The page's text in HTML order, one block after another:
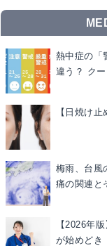
熱中症の「
違う？ ク
【日焼け
梅雨、台風
痛の関連と
【2026年
が始めどき